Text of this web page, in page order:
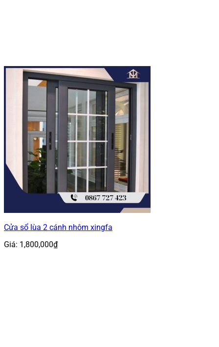
Cửa sổ lùa 2 cánh nhôm xingfa
Giá: 1,800,000₫